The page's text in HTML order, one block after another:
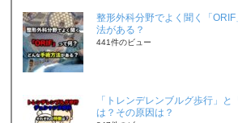
整形外科分野でよく聞く「
法がある？
441件のビュー
「トレンデレンブルグ歩行」と
は？その原因は？